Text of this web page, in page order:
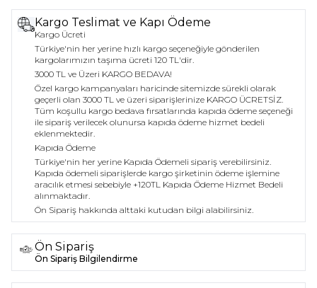
mutlaka bulunması gereken bir parçadır.
Kargo Teslimat ve Kapı Ödeme
Kargo Ücreti
Türkiye'nin her yerine hızlı kargo seçeneğiyle gönderilen
kargolarımızın taşıma ücreti 120 TL'dir.
3000 TL ve Üzeri KARGO BEDAVA!
Özel kargo kampanyaları haricinde sitemizde sürekli olarak
geçerli olan 3000 TL ve üzeri siparişlerinize KARGO ÜCRETSİZ.
Tüm koşullu kargo bedava fırsatlarında kapıda ödeme seçeneği
ile sipariş verilecek olunursa kapıda ödeme hizmet bedeli
eklenmektedir.
Kapıda Ödeme
Türkiye'nin her yerine Kapıda Ödemeli sipariş verebilirsiniz.
Kapıda ödemeli siparişlerde kargo şirketinin ödeme işlemine
aracılık etmesi sebebiyle +120TL Kapıda Ödeme Hizmet Bedeli
alınmaktadır.
Ön Sipariş hakkında alttaki kutudan bilgi alabilirsiniz.
Ön Sipariş
Ön Sipariş Bilgilendirme